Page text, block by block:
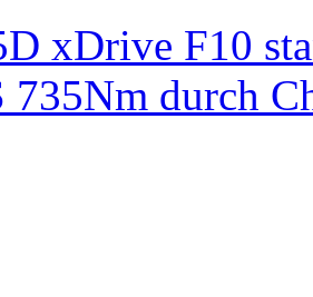
xDrive F10
735Nm durch